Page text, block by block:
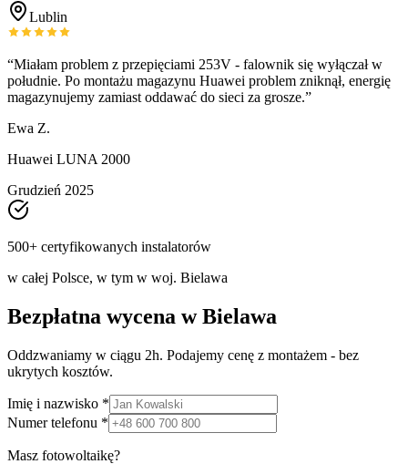
Lublin
“Miałam problem z przepięciami 253V - falownik się wyłączał w
południe. Po montażu magazynu Huawei problem zniknął, energię
magazynujemy zamiast oddawać do sieci za grosze.”
Ewa Z.
Huawei LUNA 2000
Grudzień 2025
500+ certyfikowanych instalatorów
w całej Polsce, w tym w woj. Bielawa
Bezpłatna wycena w Bielawa
Oddzwaniamy w ciągu 2h. Podajemy cenę z montażem - bez
ukrytych kosztów.
Imię i nazwisko *
Numer telefonu *
Masz fotowoltaikę?